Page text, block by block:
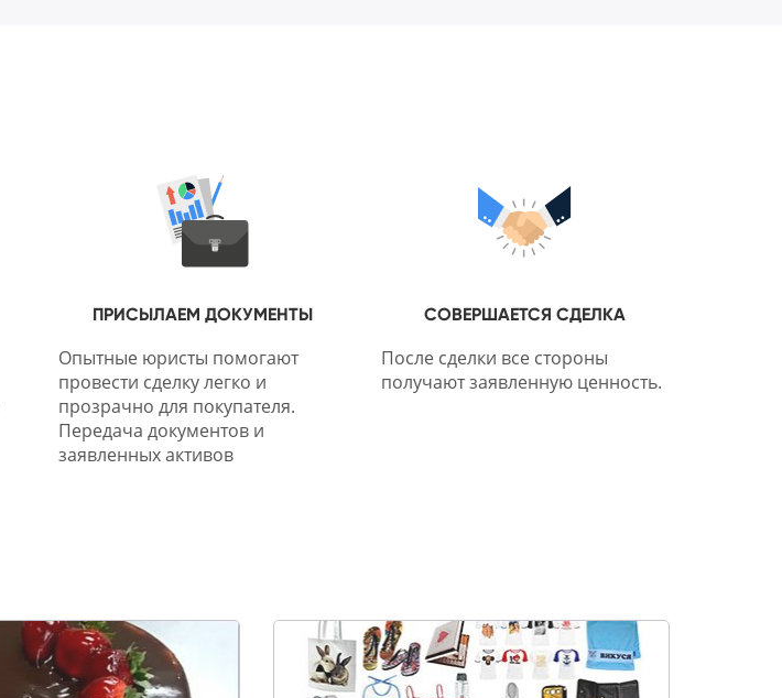
ПРИСЫЛАЕМ ДОКУМЕНТЫ
Опытные юристы помогают
провести сделку легко и
прозрачно для покупателя.
Передача документов и
заявленных активов
СОВЕРШАЕТСЯ СДЕЛКА
После сделки все стороны
получают заявленную ценность.